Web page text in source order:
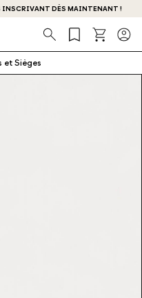
INSCRIVANT DÈS MAINTENANT !
Recherche
et Sièges